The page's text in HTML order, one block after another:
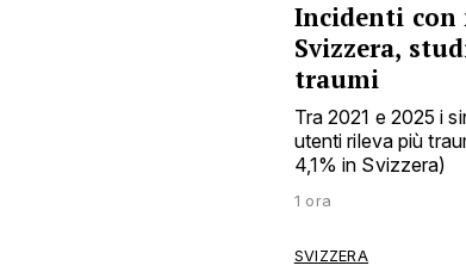
Incidenti
Svizzera,
traumi
Tra 2021 e 2025 i
utenti rileva più
4,1% in Svizzera)
1 ora
SVIZZERA